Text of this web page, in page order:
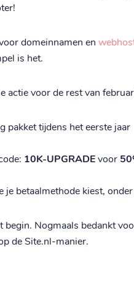
domeinnamen en
is het.
actie voor de rest van
pakket tijdens het eerste jaar
10K-UPGRADEvoor
je betaalmethode kiest,
begin. Nogmaals bedankt
de Site.nl-manier.